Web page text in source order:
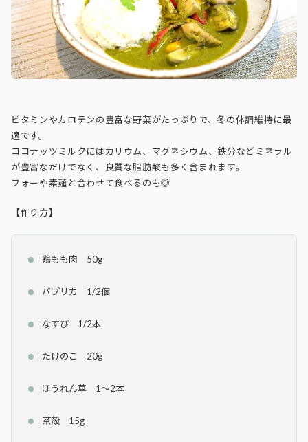
ビタミンやカロテンの豊富な野菜がたっぷりで、冬の体調維持に最
適です。
ココナッツミルクにはカリウム、マグネシウム、鉄分などミネラル
が豊富なだけでなく、良質な脂肪酸も多く含まれます。
フォーや素麺と合わせて食べるのも◎
【作り方】
鶏もも肉 50g
パプリカ 1/2個
なすび 1/2本
たけのこ 20g
ほうれん草 1〜2本
茶殻 15g